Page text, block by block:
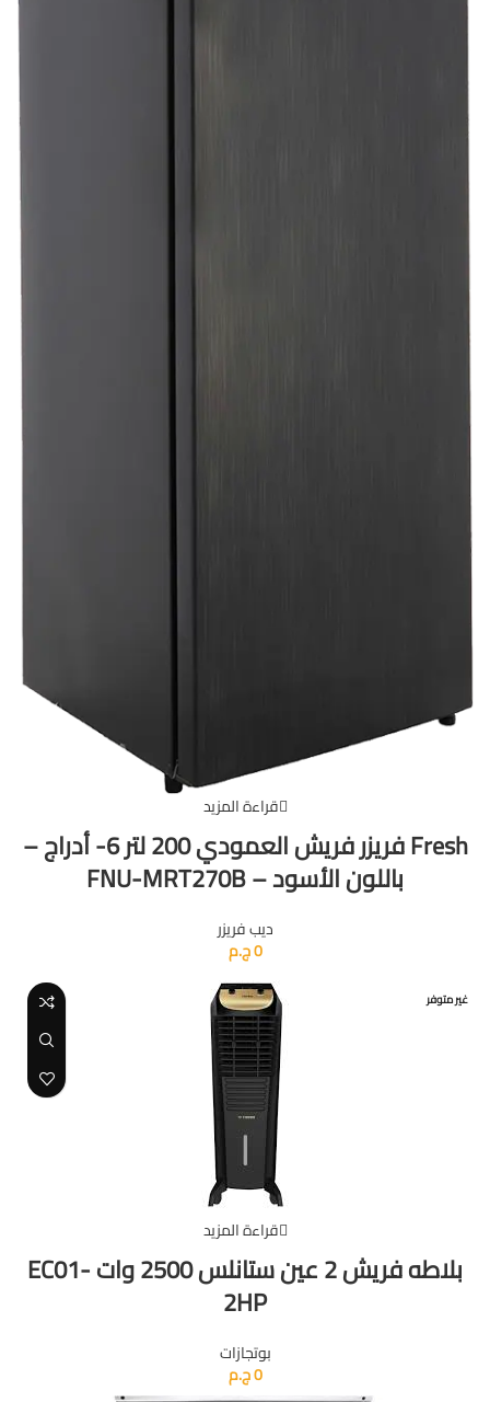
قراءة المزيد
Fresh فريزر فريش العمودي 200 لتر 6- أدراج –
باللون الأسود – FNU-MRT270B
ديب فريزر
0ج.م
غير متوفر
قراءة المزيد
بلاطه فريش 2 عين ستانلس 2500 وات EC01-
2HP
بوتجازات
0ج.م